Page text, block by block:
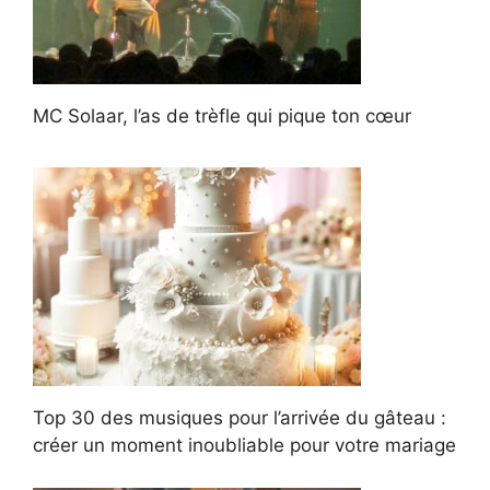
MC Solaar, l’as de trèfle qui pique ton cœur
Top 30 des musiques pour l’arrivée du gâteau :
créer un moment inoubliable pour votre mariage